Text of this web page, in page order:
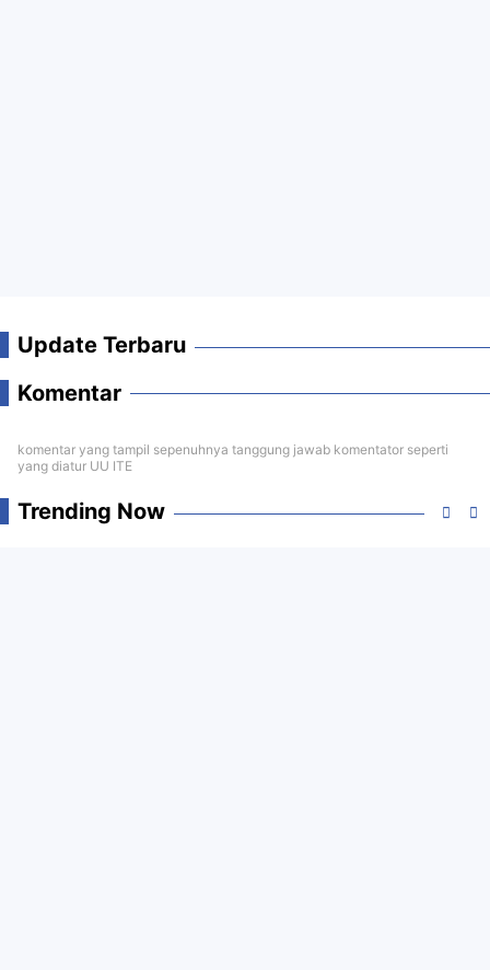
Update Terbaru
Komentar
komentar yang tampil sepenuhnya tanggung jawab komentator seperti
yang diatur UU ITE
Trending Now